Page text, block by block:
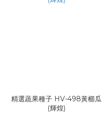
精選蔬果種子 HV-498黃櫛瓜
(輝煌)